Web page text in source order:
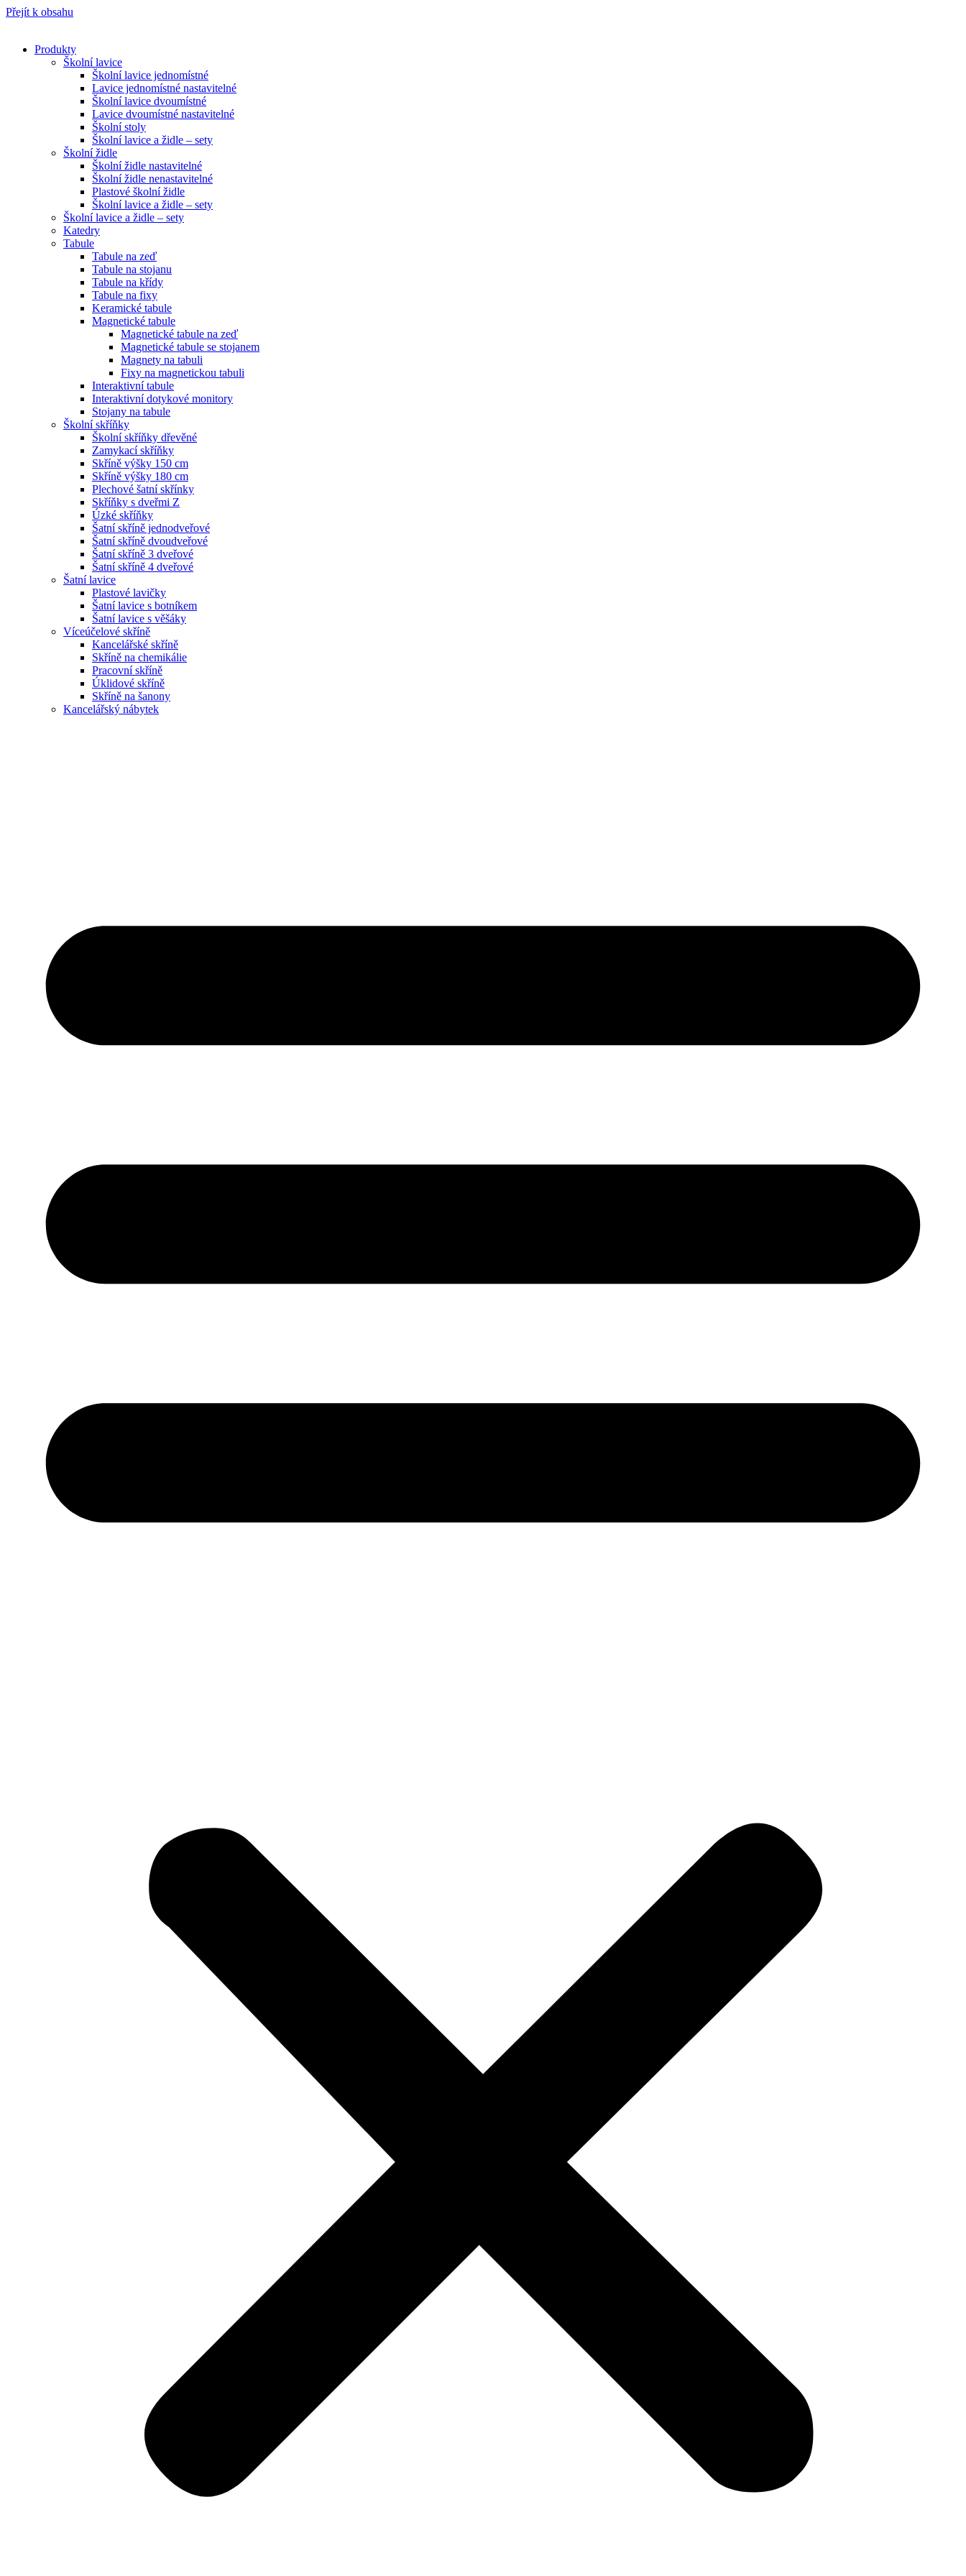
Přejít k obsahu
Produkty
Školní lavice
Školní lavice jednomístné
Lavice jednomístné nastavitelné
Školní lavice dvoumístné
Lavice dvoumístné nastavitelné
Školní stoly
Školní lavice a židle – sety
Školní židle
Školní židle nastavitelné
Školní židle nenastavitelné
Plastové školní židle
Školní lavice a židle – sety
Školní lavice a židle – sety
Katedry
Tabule
Tabule na zeď
Tabule na stojanu
Tabule na křídy
Tabule na fixy
Keramické tabule
Magnetické tabule
Magnetické tabule na zeď
Magnetické tabule se stojanem
Magnety na tabuli
Fixy na magnetickou tabuli
Interaktivní tabule
Interaktivní dotykové monitory
Stojany na tabule
Školní skříňky
Školní skříňky dřevěné
Zamykací skříňky
Skříně výšky 150 cm
Skříně výšky 180 cm
Plechové šatní skřínky
Skříňky s dveřmi Z
Úzké skříňky
Šatní skříně jednodveřové
Šatní skříně dvoudveřové
Šatní skříně 3 dveřové
Šatní skříně 4 dveřové
Šatní lavice
Plastové lavičky
Šatní lavice s botníkem
Šatní lavice s věšáky
Víceúčelové skříně
Kancelářské skříně
Skříně na chemikálie
Pracovní skříně
Úklidové skříně
Skříně na šanony
Kancelářský nábytek